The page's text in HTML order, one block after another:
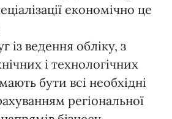
економічно це
із ведення обліку, з
і технологічних
бути всі необхідні
регіональної